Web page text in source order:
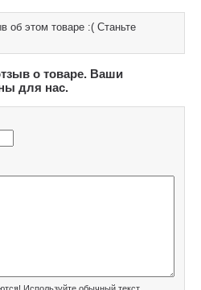
об этом товаре :( Станьте
о товаре. Ваши
для нас.